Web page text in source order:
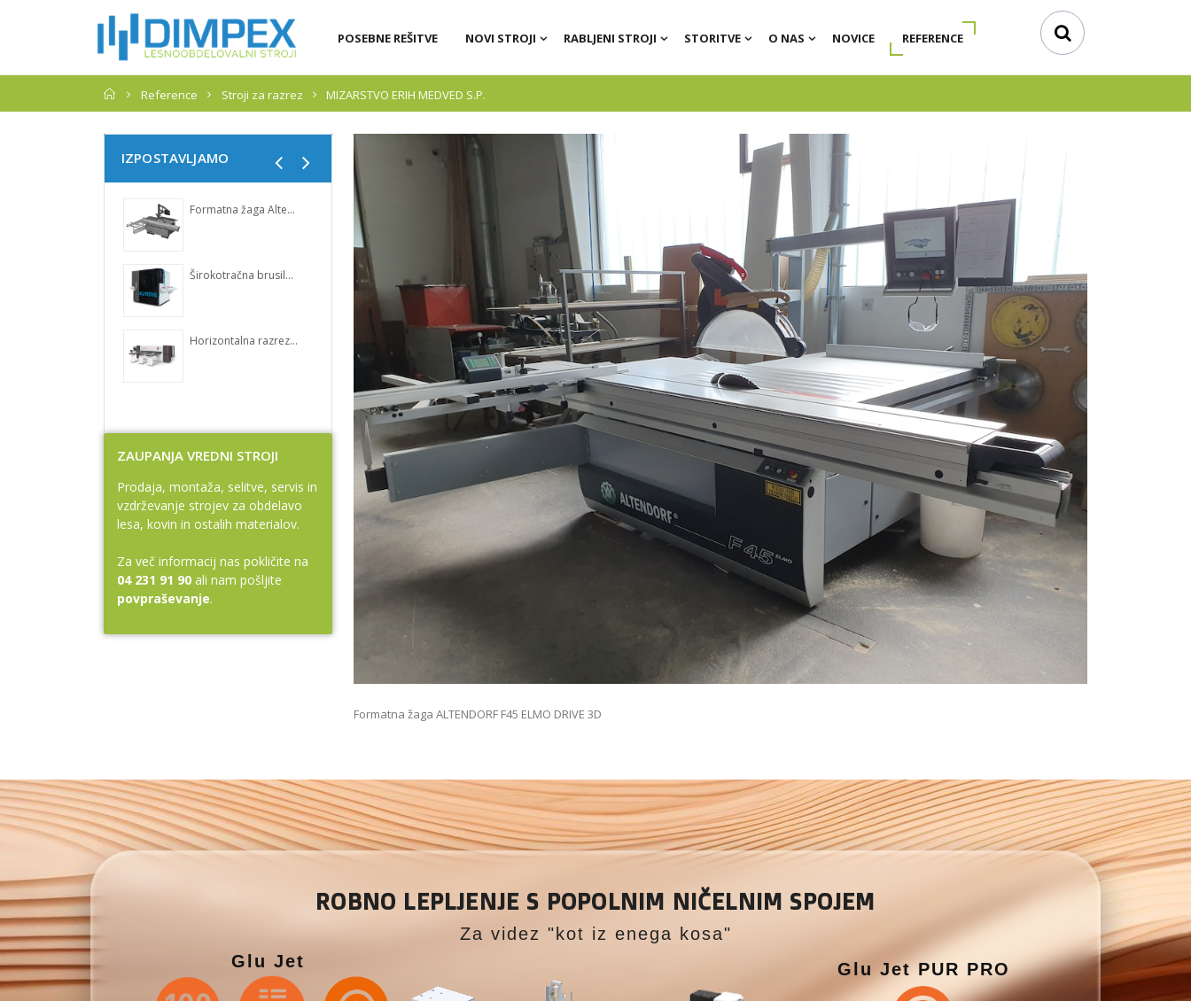
POSEBNE REŠITVE NOVI STROJI REFERENCE
RABLJENI STROJI STORITVE O NAS NOVICE
Domov
Reference Stroji za razrez MIZARSTVO ERIH MEDVED S.P.
Formatna žaga ALTENDORF F45 ELMO DRIVE 3D
IZPOSTAVLJAMO
Formatna žaga Altendorf F 35
Širokotračna brusilka KÜNDIG Perfect
Horizontalna razrezovalka LINEA 6015
CNC obdelovalni center EPICON 7135
Robna lepilka ARTEA 1020
ZAUPANJA VREDNI STROJI
Prodaja, montaža, selitve, servis in
vzdrževanje strojev za obdelavo
lesa, kovin in ostalih materialov.
Za več informacij nas pokličite na
04 231 91 90 ali nam pošljite
povpraševanje.
ROBNO LEPLJENJE S POPOLNIM NIČELNIM SPOJEM
Za videz "kot iz enega kosa"
Glu Jet
Glu Jet PUR PRO